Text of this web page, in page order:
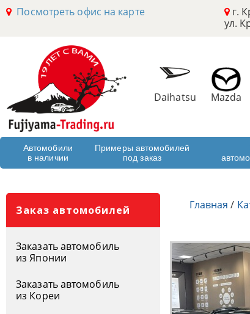
Посмотреть офис на карте
г.
ул.
Daihatsu Mazda
Автомобили
в наличии
Примеры автомобилей
под заказ
Заказ автомобилей
Заказать автомобиль
из Японии
Заказать автомобиль
из Кореи
Главная /